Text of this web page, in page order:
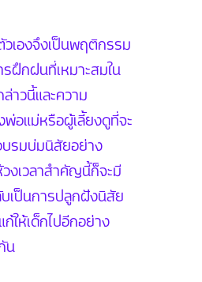
เองจึงเป็นพฤติกรรม
ฝึกฝนที่เหมาะสมใน
าวนี้และความ
อแม่หรือผู้เลี้ยงดูที่จะ
รมบ่มนิสัยอย่าง
วงเวลาสำคัญนี้ก็จะมี
เป็นการปลูกฝังนิสัย
ก้ให้เด็กไปอีกอย่าง
น